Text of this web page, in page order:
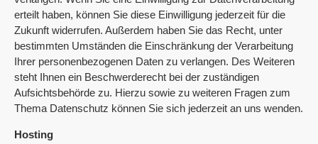
erteilt haben, können Sie diese Einwilligung jederzeit für die
Zukunft widerrufen. Außerdem haben Sie das Recht, unter
bestimmten Umständen die Einschränkung der Verarbeitung
Ihrer personenbezogenen Daten zu verlangen. Des Weiteren
steht Ihnen ein Beschwerderecht bei der zuständigen
Aufsichtsbehörde zu. Hierzu sowie zu weiteren Fragen zum
Thema Datenschutz können Sie sich jederzeit an uns wenden.
Hosting